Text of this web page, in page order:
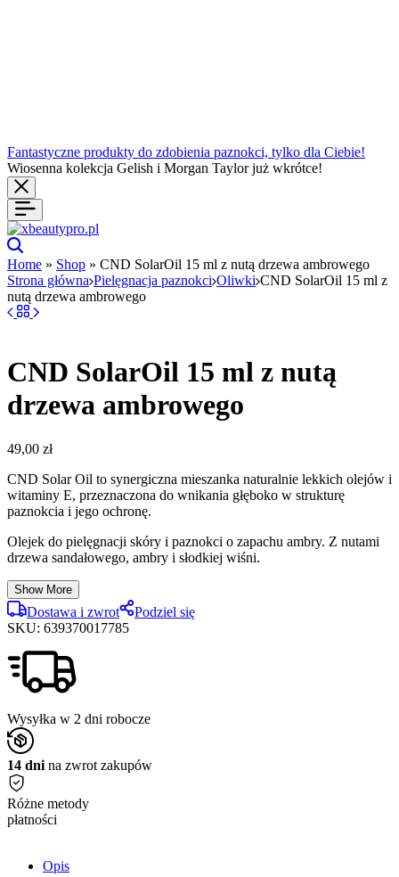
Fantastyczne produkty do zdobienia paznokci, tylko dla Ciebie!
Wiosenna kolekcja Gelish i Morgan Taylor już wkrótce!
Home » Shop » CND SolarOil 15 ml z nutą drzewa ambrowego
Strona główna Pielęgnacja paznokci Oliwki CND SolarOil 15 ml z
nutą drzewa ambrowego
CND SolarOil 15 ml z nutą
drzewa ambrowego
49,00 zł
CND Solar Oil to synergiczna mieszanka naturalnie lekkich olejów i
witaminy E, przeznaczona do wnikania głęboko w strukturę
paznokcia i jego ochronę.
Olejek do pielęgnacji skóry i paznokci o zapachu ambry. Z nutami
drzewa sandałowego, ambry i słodkiej wiśni.
Show More
Dostawa i zwrot
Podziel się
SKU: 639370017785
Wysyłka w 2 dni robocze
14 dni na zwrot zakupów
Różne metody
płatności
Opis